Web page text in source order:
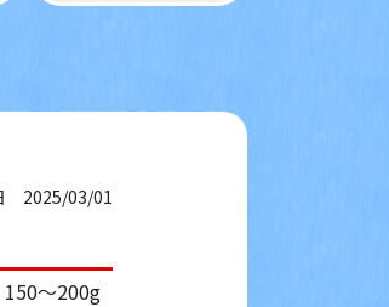
2025/03/01
150～200g